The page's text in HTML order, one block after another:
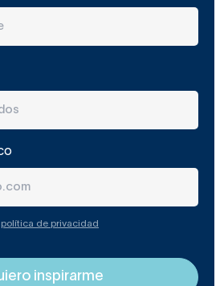
política de privacidad